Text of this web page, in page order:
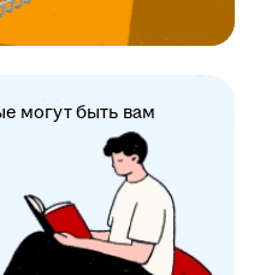
могут быть вам